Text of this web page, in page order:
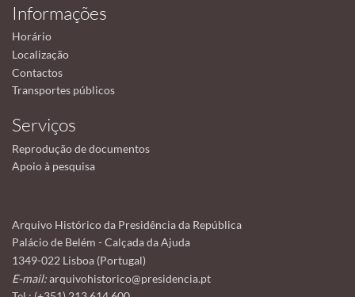
Informações
Horário
Localização
Contactos
Transportes públicos
Serviços
Reprodução de documentos
Apoio à pesquisa
Arquivo Histórico da Presidência da República
Palácio de Belém - Calçada da Ajuda
1349-022 Lisboa (Portugal)
E-mail:arquivohistorico@presidencia.pt